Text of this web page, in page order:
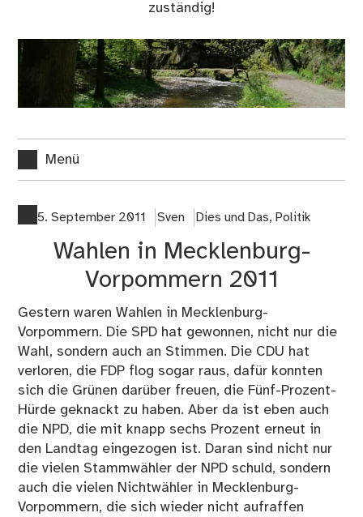
zuständig!
Menü
5. September 2011 Sven Dies und Das, Politik
Wahlen in Mecklenburg-
Vorpommern 2011
Gestern waren Wahlen in Mecklenburg-
Vorpommern. Die SPD hat gewonnen, nicht nur die
Wahl, sondern auch an Stimmen. Die CDU hat
verloren, die FDP flog sogar raus, dafür konnten
sich die Grünen darüber freuen, die Fünf-Prozent-
Hürde geknackt zu haben. Aber da ist eben auch
die NPD, die mit knapp sechs Prozent erneut in
den Landtag eingezogen ist. Daran sind nicht nur
die vielen Stammwähler der NPD schuld, sondern
auch die vielen Nichtwähler in Mecklenburg-
Vorpommern, die sich wieder nicht aufraffen